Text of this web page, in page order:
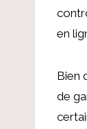
en
Bien
de